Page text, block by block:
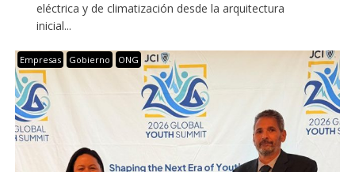
eléctrica y de climatización desde la arquitectura
inicial...
Empresas Gobierno ONG